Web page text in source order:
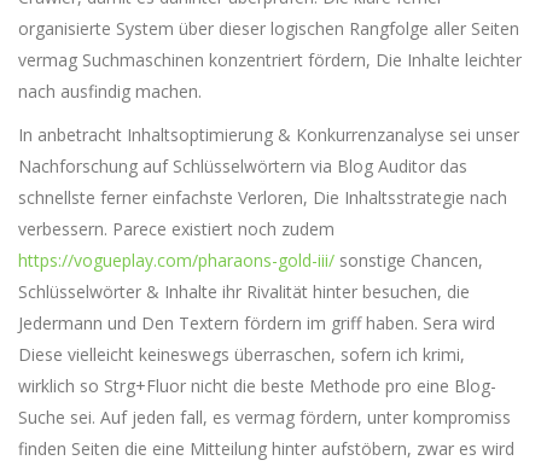
organisierte System über dieser logischen Rangfolge aller Seiten
vermag Suchmaschinen konzentriert fördern, Die Inhalte leichter
nach ausfindig machen.
In anbetracht Inhaltsoptimierung & Konkurrenzanalyse sei unser
Nachforschung auf Schlüsselwörtern via Blog Auditor das
schnellste ferner einfachste Verloren, Die Inhaltsstrategie nach
verbessern. Parece existiert noch zudem
https://vogueplay.com/pharaons-gold-iii/ sonstige Chancen,
Schlüsselwörter & Inhalte ihr Rivalität hinter besuchen, die
Jedermann und Den Textern fördern im griff haben. Sera wird
Diese vielleicht keineswegs überraschen, sofern ich krimi,
wirklich so Strg+Fluor nicht die beste Methode pro eine Blog-
Suche sei. Auf jeden fall, es vermag fördern, unter kompromiss
finden Seiten die eine Mitteilung hinter aufstöbern, zwar es wird